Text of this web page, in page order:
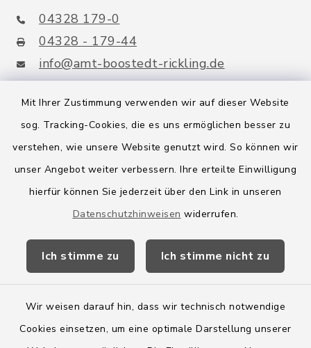
Mit Ihrer Zustimmung verwenden wir auf dieser Website
sog. Tracking-Cookies, die es uns ermöglichen besser zu
verstehen, wie unsere Website genutzt wird. So können wir
unser Angebot weiter verbessern. Ihre erteilte Einwilligung
hierfür können Sie jederzeit über den Link in unseren
Datenschutzhinweisen widerrufen.
Ich stimme zu Ich stimme nicht zu
Wir weisen darauf hin, dass wir technisch notwendige
Cookies einsetzen, um eine optimale Darstellung unserer
04328 179-0
04328 - 179-44
info@amt-boostedt-rickling.de
Quicklinks
Amt Boostedt-Rickling
Amtsbroschüre
Wege-Zweckverband